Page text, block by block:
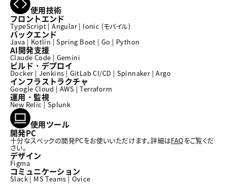
使用技術
フロントエンド
TypeScript | Angular | Ionic (モバイル)
バックエンド
Java | Kotlin | Spring Boot | Go | Python
AI開発支援
Claude Code | Gemini
ビルド・デプロイ
Docker | Jenkins | GitLab CI/CD | Spinnaker | Argo
インフラストラクチャ
Google Cloud | AWS | Terraform
運用・監視
New Relic | Splunk
使用ツール
開発PC
十分なスペックの開発PCをお使いいただけます。詳細はFAQをご覧くだ
さい。
デザイン
Figma
コミュニケーション
Slack | MS Teams | Ovice